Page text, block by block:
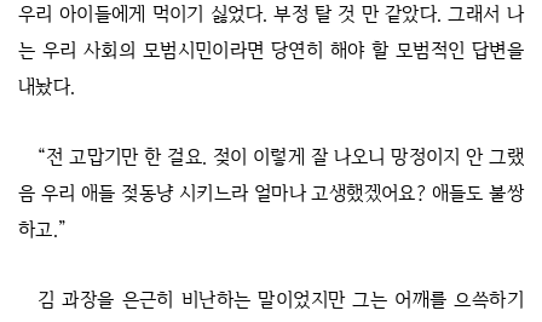
우리 아이들에게 먹이기 싫었다. 부정 탈 것 만 같았다. 그래서 나
는 우리 사회의 모범시민이라면 당연히 해야 할 모범적인 답변을
내놨다.
“전 고맙기만 한 걸요. 젖이 이렇게 잘 나오니 망정이지 안 그랬
음 우리 애들 젖동냥 시키느라 얼마나 고생했겠어요? 애들도 불쌍
하고.”
김 과장을 은근히 비난하는 말이었지만 그는 어깨를 으쓱하기